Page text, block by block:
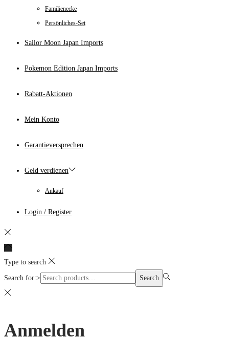
Familienecke
Persönliches-Set
Sailor Moon Japan Imports
Pokemon Edition Japan Imports
Rabatt-Aktionen
Mein Konto
Garantieversprechen
Geld verdienen
Ankauf
Login / Register
Type to search
Search for:> Search
Anmelden